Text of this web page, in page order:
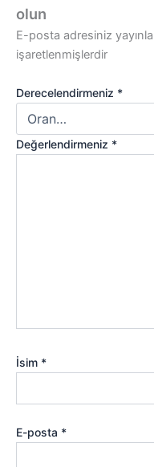
olun
E-posta adresiniz
işaretlenmişlerdir
Derecelendirmeniz *
Değerlendirmeniz *
İsim *
E-posta *